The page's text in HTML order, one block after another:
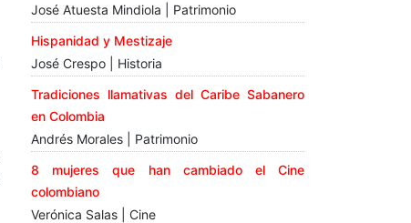
José Atuesta Mindiola | Patrimonio
Hispanidad y Mestizaje
José Crespo | Historia
Tradiciones llamativas del Caribe Sabanero
en Colombia
Andrés Morales | Patrimonio
8 mujeres que han cambiado el Cine
colombiano
Verónica Salas | Cine